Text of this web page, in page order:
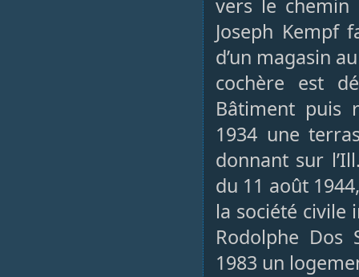
vers le chemin
Joseph Kempf
d’un magasin
cochère est
Bâtiment puis
1934 une
donnant sur
du 11 août
la société civile
Rodolphe Dos
1983 un